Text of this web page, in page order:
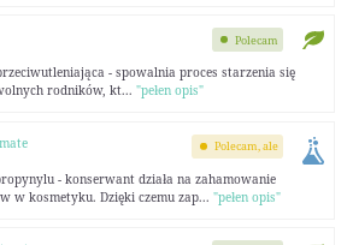
- spowalnia proces starzenia się
rodników, kt... "pełen opis"
Polecam
- konserwant działa na zahamowanie
w kosmetyku. Dzięki czemu zap... "pełen opis"
Polecam, ale